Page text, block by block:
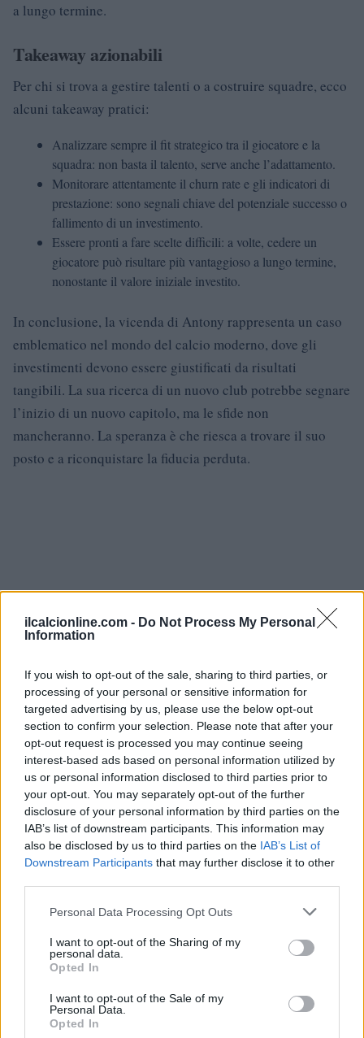
ilcalcionline.com - Do Not Process My Personal
Information
If you wish to opt-out of the sale, sharing to third parties, or
processing of your personal or sensitive information for
targeted advertising by us, please use the below opt-out
section to confirm your selection. Please note that after your
opt-out request is processed you may continue seeing
interest-based ads based on personal information utilized by
us or personal information disclosed to third parties prior to
your opt-out. You may separately opt-out of the further
disclosure of your personal information by third parties on the
IAB’s list of downstream participants. This information may
also be disclosed by us to third parties on the IAB’s List of
Downstream Participants that may further disclose it to other
Please note that this website/app uses one or more Google
not limited to your visit or usage behaviour. You may click to
grant or deny consent to Google and its third-party tags to
use your data for below specified purposes in below Google
consent section.
Personal Data Processing Opt Outs
I want to opt-out of the Sharing of my
personal data.
Opted In
I want to opt-out of the Sale of my
Personal Data.
Opted In
a lungo termine.
Takeaway azionabili
Per chi si trova a gestire talenti o a costruire squadre, ecco
alcuni takeaway pratici:
Analizzare sempre il fit strategico tra il giocatore e la
squadra: non basta il talento, serve anche l’adattamento.
Monitorare attentamente il churn rate e gli indicatori di
prestazione: sono segnali chiave del potenziale successo o
fallimento di un investimento.
Essere pronti a fare scelte difficili: a volte, cedere un
giocatore può risultare più vantaggioso a lungo termine,
nonostante il valore iniziale investito.
In conclusione, la vicenda di Antony rappresenta un caso
emblematico nel mondo del calcio moderno, dove gli
investimenti devono essere giustificati da risultati
tangibili. La sua ricerca di un nuovo club potrebbe segnare
l’inizio di un nuovo capitolo, ma le sfide non
mancheranno. La speranza è che riesca a trovare il suo
posto e a riconquistare la fiducia perduta.
AUTORE
AiAdhubMedia